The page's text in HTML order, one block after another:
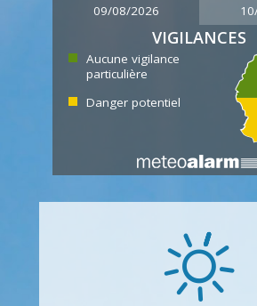
09/08/2026
VIGILANCES
Aucune vigilance
particulière
Danger potentiel